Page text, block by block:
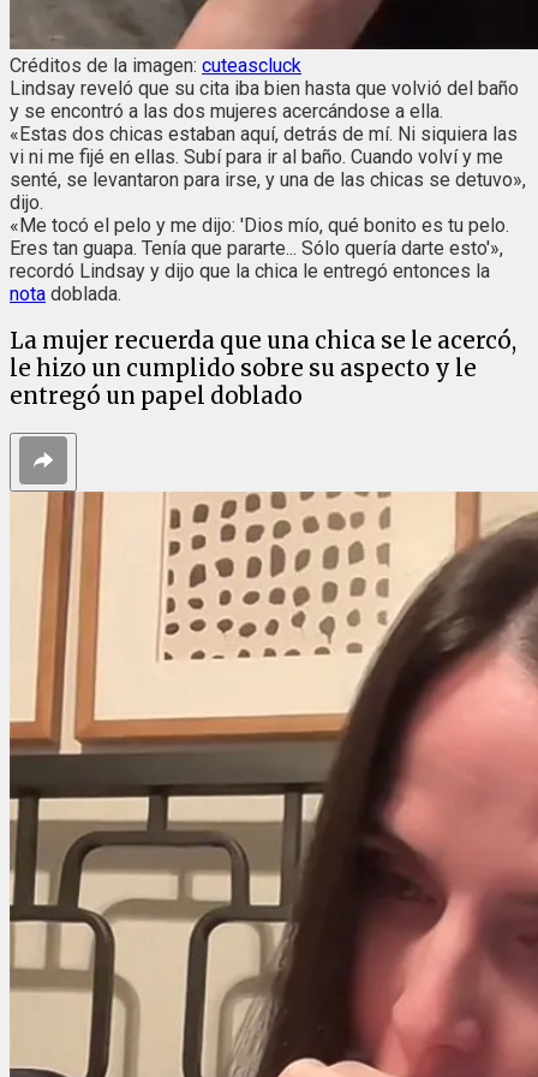
Créditos de la imagen: cuteascluck
Lindsay reveló que su cita iba bien hasta que volvió del baño
y se encontró a las dos mujeres acercándose a ella.
«Estas dos chicas estaban aquí, detrás de mí. Ni siquiera las
vi ni me fijé en ellas. Subí para ir al baño. Cuando volví y me
senté, se levantaron para irse, y una de las chicas se detuvo»,
dijo.
«Me tocó el pelo y me dijo: 'Dios mío, qué bonito es tu pelo.
Eres tan guapa. Tenía que pararte... Sólo quería darte esto'»,
recordó Lindsay y dijo que la chica le entregó entonces la
nota doblada.
La mujer recuerda que una chica se le acercó,
le hizo un cumplido sobre su aspecto y le
entregó un papel doblado